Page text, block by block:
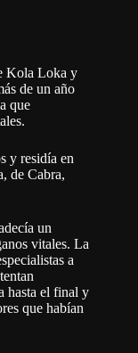
Kola Loka y
de un año
que
y residía en
de Cabra,
un
vitales. La
a
hasta el final y
que habían